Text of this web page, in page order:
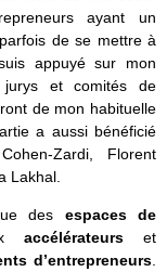
ayant un
de se mettre à
appuyé sur mon
jurys et comités de
de mon habituelle
a aussi bénéficié
Zardi, Florent
Lakhal.
des espaces de
accélérateurset
d’entrepreneurs